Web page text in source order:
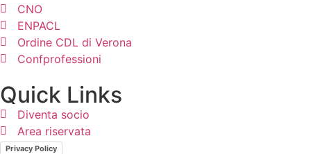
CNO
ENPACL
Ordine CDL di Verona
Confprofessioni
Quick Links
Diventa socio
Area riservata
Privacy Policy